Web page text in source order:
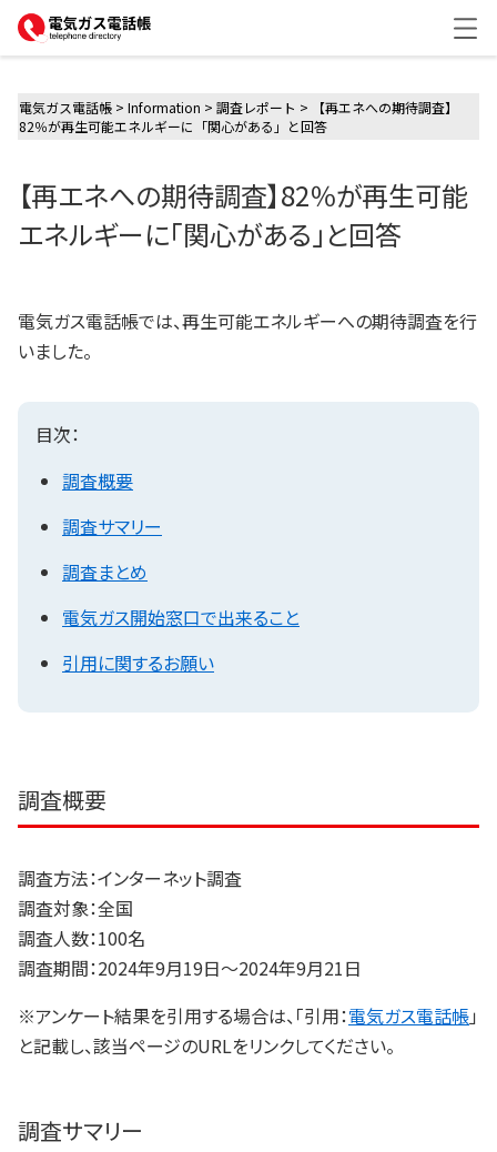
電気ガス電話帳 > Information > 調査レポート >
【再エネへの期待調査】
82％が再生可能エネルギーに「関心がある」と回答
【再エネへの期待調査】82％が再生可能
エネルギーに「関心がある」と回答
電気ガス電話帳では、再生可能エネルギーへの期待調査を行
いました。
目次：
調査概要
調査サマリー
調査まとめ
電気ガス開始窓口で出来ること
引用に関するお願い
調査概要
調査方法：インターネット調査
調査対象：全国
調査人数：100名
調査期間：2024年9月19日～2024年9月21日
※アンケート結果を引用する場合は、「引用：電気ガス電話帳」
と記載し、該当ページのURLをリンクしてください。
調査サマリー